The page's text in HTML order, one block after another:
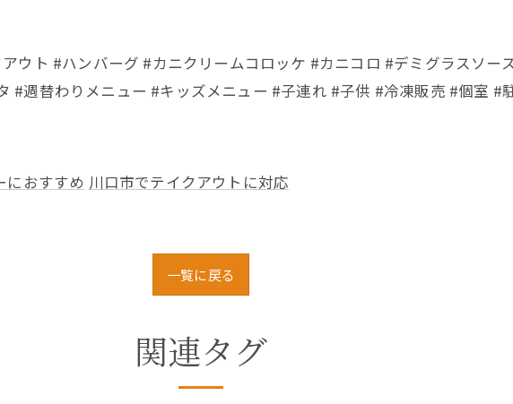
ウト #ハンバーグ #カニクリームコロッケ #カニコロ #デミグラスソー
#週替わりメニュー #キッズメニュー #子連れ #子供 #冷凍販売 #個室 #
におすすめ 川口市でテイクアウトに対応
一覧に戻る
関連タグ